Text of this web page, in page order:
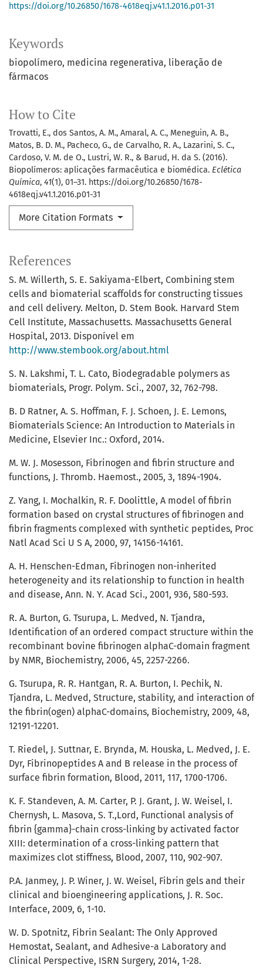
Keywords
biopolímero medicina regenerativa liberação de
fármacos
How to Cite
Trovatti, E., dos Santos, A. M., Amaral, A. C., Meneguin, A. B.,
Matos, B. D. M., Pacheco, G., de Carvalho, R. A., Lazarini, S. C.,
Cardoso, V. M. de O., Lustri, W. R., & Barud, H. da S. (2016).
Biopolímeros: aplicações farmacêutica e biomédica. Eclética
Química, 41(1), 01–31. https://doi.org/10.26850/1678-
4618eqj.v41.1.2016.p01-31
More Citation Formats
https://doi.org/10.26850/1678-4618eqj.v41.1.2016.p01-31
References
S. M. Willerth, S. E. Sakiyama-Elbert, Combining stem
cells and biomaterial scaffolds for constructing tissues
and cell delivery. Melton, D. Stem Book. Harvard Stem
Cell Institute, Massachusetts. Massachusetts General
Hospital, 2013. Disponível em
http://www.stembook.org/about.html
S. N. Lakshmi, T. L. Cato, Biodegradable polymers as
biomaterials, Progr. Polym. Sci., 2007, 32, 762-798.
B. D Ratner, A. S. Hoffman, F. J. Schoen, J. E. Lemons,
Biomaterials Science: An Introduction to Materials in
Medicine, Elsevier Inc.: Oxford, 2014.
M. W. J. Mosesson, Fibrinogen and fibrin structure and
functions, J. Thromb. Haemost., 2005, 3, 1894-1904.
Z. Yang, I. Mochalkin, R. F. Doolittle, A model of fibrin
formation based on crystal structures of fibrinogen and
fibrin fragments complexed with synthetic peptides, Proc
Natl Acad Sci U S A, 2000, 97, 14156-14161.
A. H. Henschen-Edman, Fibrinogen non-inherited
heterogeneity and its relationship to function in health
and disease, Ann. N. Y. Acad Sci., 2001, 936, 580-593.
R. A. Burton, G. Tsurupa, L. Medved, N. Tjandra,
Identification of an ordered compact structure within the
recombinant bovine fibrinogen alphaC-domain fragment
by NMR, Biochemistry, 2006, 45, 2257-2266.
G. Tsurupa, R. R. Hantgan, R. A. Burton, I. Pechik, N.
Tjandra, L. Medved, Structure, stability, and interaction of
the fibrin(ogen) alphaC-domains, Biochemistry, 2009, 48,
12191-12201.
T. Riedel, J. Suttnar, E. Brynda, M. Houska, L. Medved, J. E.
Dyr, Fibrinopeptides A and B release in the process of
surface fibrin formation, Blood, 2011, 117, 1700-1706.
K. F. Standeven, A. M. Carter, P. J. Grant, J. W. Weisel, I.
Chernysh, L. Masova, S. T.,Lord, Functional analysis of
fibrin {gamma}-chain cross-linking by activated factor
XIII: determination of a cross-linking pattern that
maximizes clot stiffness, Blood, 2007, 110, 902-907.
P.A. Janmey, J. P. Winer, J. W. Weisel, Fibrin gels and their
clinical and bioengineering applications, J. R. Soc.
Interface, 2009, 6, 1-10.
W. D. Spotnitz, Fibrin Sealant: The Only Approved
Hemostat, Sealant, and Adhesive-a Laboratory and
Clinical Perspective, ISRN Surgery, 2014, 1-28.